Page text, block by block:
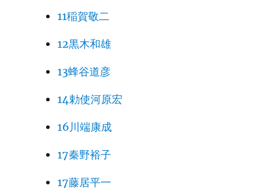
11稲賀敬二
12黒木和雄
13蜂谷道彦
14勅使河原宏
16川端康成
17秦野裕子
17藤居平一